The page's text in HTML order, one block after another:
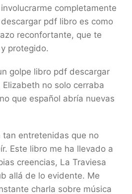
completamente
pdf libro es como
reconfortante, que te
protegido.
golpe libro pdf descargar
Elizabeth no solo cerraba
que español abría nuevas
tan entretenidas que no
Este libro me ha llevado a
creencias, La Traviesa
allá de lo evidente. Me
charla sobre música